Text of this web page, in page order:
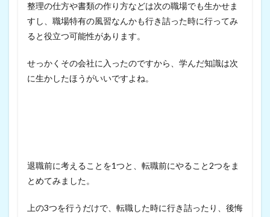
整理の仕方や書類の作り方などは次の職場でも生かせま
すし、職場特有の風習なんかも行き詰った時に行ってみ
ると役立つ可能性があります。
せっかくその会社に入ったのですから、学んだ知識は次
に生かしたほうがいいですよね。
退職前に考えることを1つと、転職前にやること2つをま
とめてみました。
上の3つを行うだけで、転職した時に行き詰ったり、後悔